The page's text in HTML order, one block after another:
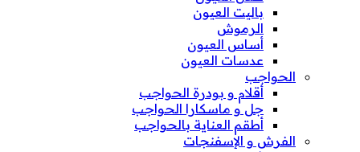
باليت العيون
الرموش
أساس العيون
عدسات العيون
الحواجب
أقلام و بودرة الحواجب
جل و ماسكارا الحواجب
أطقم العناية بالحواجب
الفرش و الإسفنجات